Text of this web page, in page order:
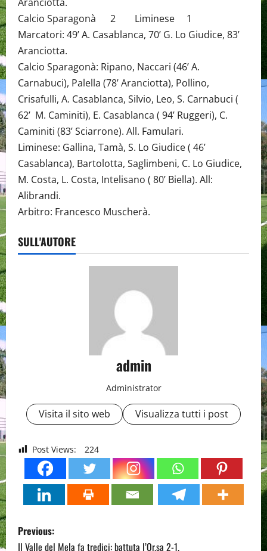
Calcio Sparagonà 2 Liminese 1
Marcatori: 49’ A. Casablanca, 70’ G. Lo Giudice, 83’
Aranciotta.
Calcio Sparagonà: Ripano, Naccari (46’ A.
Carnabuci), Palella (78’ Aranciotta), Pollino,
Crisafulli, A. Casablanca, Silvio, Leo, S. Carnabuci (
62’ M. Caminiti), E. Casablanca ( 94’ Ruggeri), C.
Caminiti (83’ Sciarrone). All. Famulari.
Liminese: Gallina, Tamà, S. Lo Giudice ( 46’
Casablanca), Bartolotta, Saglimbeni, C. Lo Giudice,
M. Costa, L. Costa, Intelisano ( 80’ Biella). All:
Alibrandi.
Arbitro: Francesco Muscherà.
SULL'AUTORE
admin
Administrator
Visita il sito web Visualizza tutti i post
Post Views: 224
P
Previous:
Il Valle del Mela fa tredici: battuta l’Or.sa 2-1.